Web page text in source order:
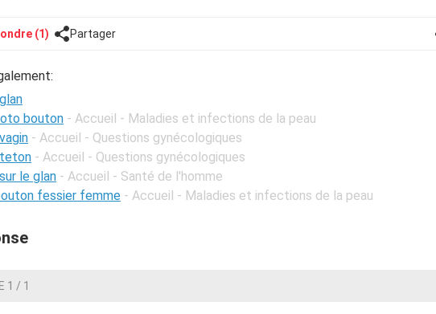
(1) Partager
bouton - Accueil - Maladies et infections de la peau
- Accueil - Questions gynécologiques
- Accueil - Questions gynécologiques
le glan - Accueil - Santé de l'homme
fessier femme - Accueil - Maladies et infections de la peau
1 / 1